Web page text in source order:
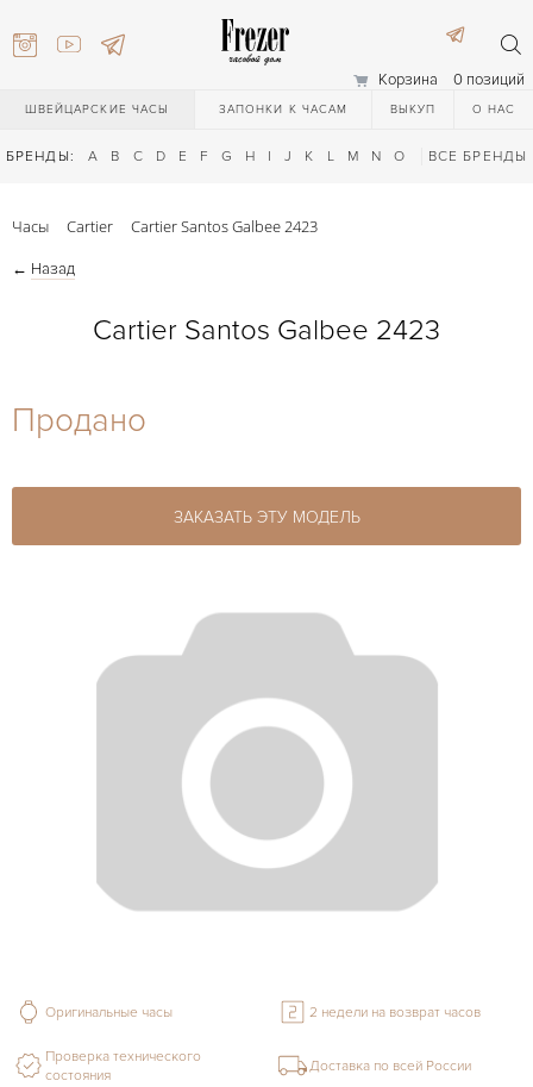
Корзина 0 позиций
ШВЕЙЦАРСКИЕ ЧАСЫ ЗАПОНКИ К ЧАСАМ ВЫКУП О НАС
БРЕНДЫ: A B C D E F G H I J K L M N O Q R S T
ВСЕ БРЕНДЫ
27-44
27-44
Часы Cartier Cartier Santos Galbee 2423
← Назад
Cartier Santos Galbee 2423
Продано
ЗАКАЗАТЬ ЭТУ МОДЕЛЬ
Оригинальные часы 2 недели на возврат часов
Проверка технического
состояния
Доставка по всей России